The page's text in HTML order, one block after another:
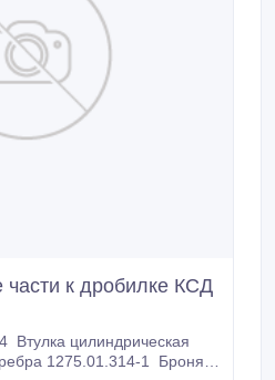
к дробилке КСД
Втулка цилиндрическая
1275.01.314-1 Броня